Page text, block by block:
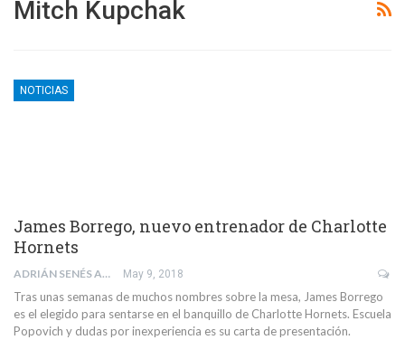
Mitch Kupchak
NOTICIAS
James Borrego, nuevo entrenador de Charlotte
Hornets
ADRIÁN SENÉS ALDOMAR May 9, 2018
Tras unas semanas de muchos nombres sobre la mesa, James Borrego
es el elegido para sentarse en el banquillo de Charlotte Hornets. Escuela
Popovich y dudas por inexperiencia es su carta de presentación.